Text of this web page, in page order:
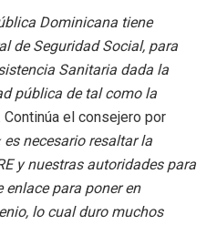
Dominicana tiene
de Seguridad Social, para
Sanitaria dada la
pública de tal como la
. Continúa el consejero por
es necesario resaltar la
y nuestras autoridades para
para poner en
lo cual duro muchos